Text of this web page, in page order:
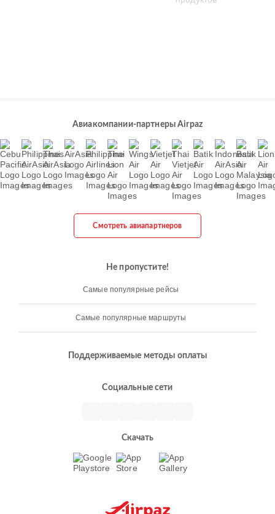
Авиакомпании-партнеры Airpaz
Смотреть авиапартнеров
Не пропустите!
Самые популярные рейсы
Самые популярные маршруты
Поддерживаемые методы оплаты
Социальные сети
Скачать